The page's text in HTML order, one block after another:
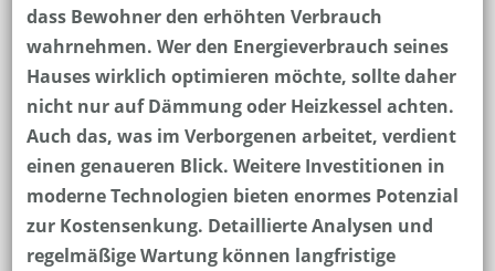
dass Bewohner den erhöhten Verbrauch
wahrnehmen. Wer den Energieverbrauch seines
Hauses wirklich optimieren möchte, sollte daher
nicht nur auf Dämmung oder Heizkessel achten.
Auch das, was im Verborgenen arbeitet, verdient
einen genaueren Blick. Weitere Investitionen in
moderne Technologien bieten enormes Potenzial
zur Kostensenkung. Detaillierte Analysen und
regelmäßige Wartung können langfristige